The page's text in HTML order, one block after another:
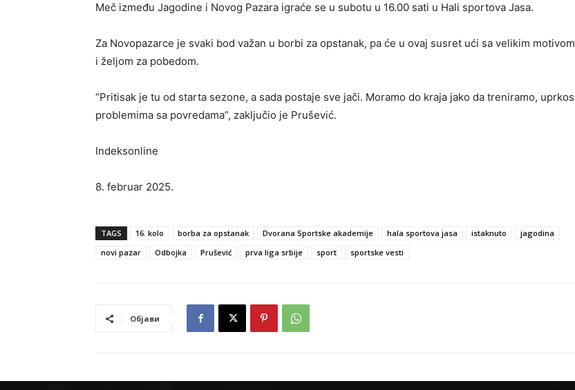
Meč između Jagodine i Novog Pazara igraće se u subotu u 16.00 sati u Hali sportova Jasa.
Za Novopazarce je svaki bod važan u borbi za opstanak, pa će u ovaj susret ući sa velikim motivom
i željom za pobedom.
“Pritisak je tu od starta sezone, a sada postaje sve jači. Moramo do kraja jako da treniramo, uprkos
problemima sa povredama”, zaključio je Prušević.
Indeksonline
8. februar 2025.
TAGS 16. kolo borba za opstanak Dvorana Sportske akademije hala sportova jasa istaknuto
jagodina
novi pazar
Odbojka Prušević prva liga srbije sport sportske vesti
Објави